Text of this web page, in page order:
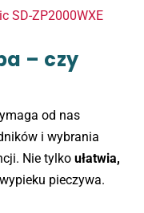
SD-ZP2000WXE
– czy
od nas
i wybrania
Nie tylko ułatwia,
wypieku pieczywa.